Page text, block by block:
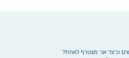
וכיצד אני מצטרף לאחת?